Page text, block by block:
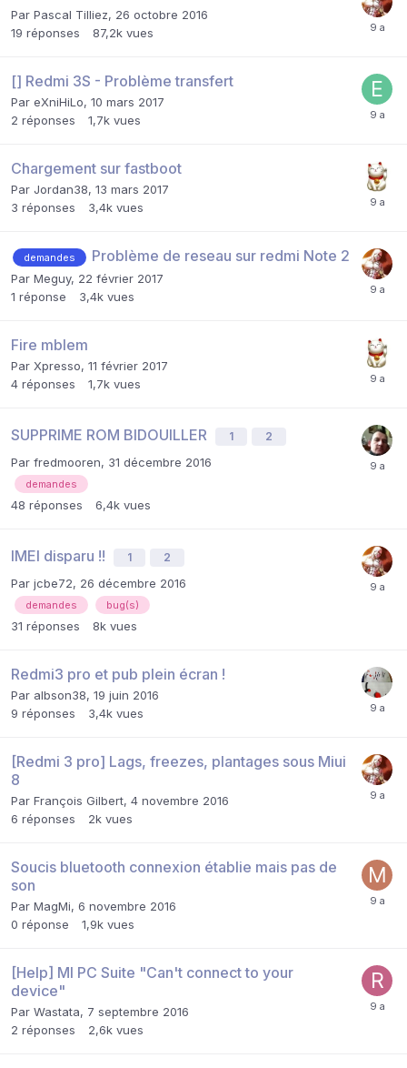
Par Pascal Tilliez, 26 octobre 2016
19 réponses 87,2k vues
[] Redmi 3S - Problème transfert
Par eXniHiLo, 10 mars 2017
2 réponses 1,7k vues
Chargement sur fastboot
Par Jordan38, 13 mars 2017
3 réponses 3,4k vues
demandes Problème de reseau sur redmi Note 2
Par Meguy, 22 février 2017
1 réponse 3,4k vues
Fire mblem
Par Xpresso, 11 février 2017
4 réponses 1,7k vues
SUPPRIME ROM BIDOUILLER 1 2
Par fredmooren, 31 décembre 2016
demandes
48 réponses 6,4k vues
IMEI disparu !! 1 2
Par jcbe72, 26 décembre 2016
demandes bug(s)
31 réponses 8k vues
Redmi3 pro et pub plein écran !
Par albson38, 19 juin 2016
9 réponses 3,4k vues
[Redmi 3 pro] Lags, freezes, plantages sous Miui
8
Par François Gilbert, 4 novembre 2016
6 réponses 2k vues
Soucis bluetooth connexion établie mais pas de
son
Par MagMi, 6 novembre 2016
0 réponse 1,9k vues
[Help] MI PC Suite "Can't connect to your
device"
Par Wastata, 7 septembre 2016
2 réponses 2,6k vues